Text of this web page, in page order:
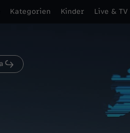
Kategorien Kinder Live & TV